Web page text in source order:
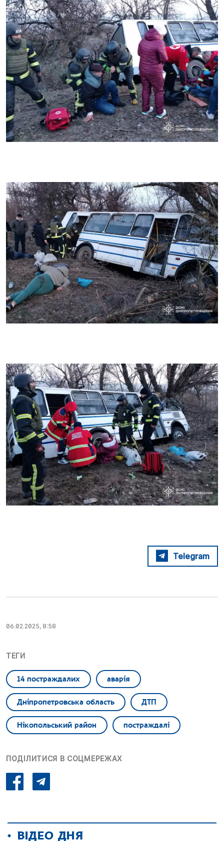
Telegram
06.02.2025, 8:58
ТЕГИ
14 постраждалих аварія
Дніпропетровська область ДТП
Нікопольський район постраждалі
ПОДІЛИТИСЯ В СОЦМЕРЕЖАХ
ВІДЕО ДНЯ